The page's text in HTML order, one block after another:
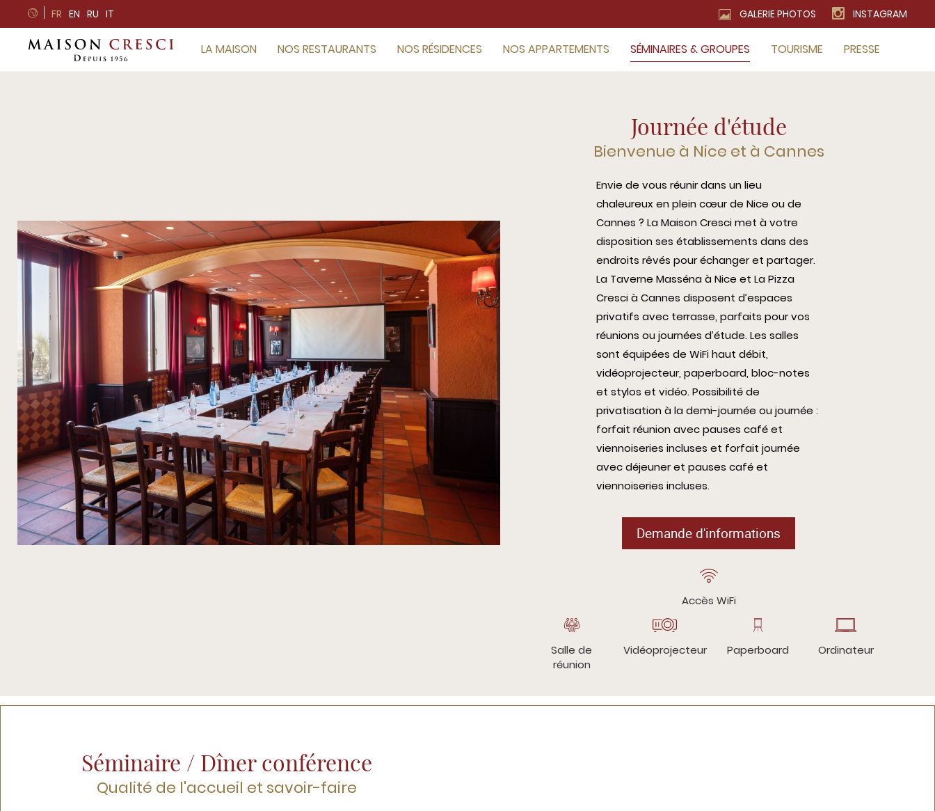
FR EN RU IT GALERIE PHOTOS INSTAGRAM
LA MAISON NOS RESTAURANTS NOS RÉSIDENCES NOS APPARTEMENTS SÉMINAIRES & GROUPES TOURISME PRESSE
Journée d'étude
Bienvenue à Nice et à Cannes
Envie de vous réunir dans un lieu
chaleureux en plein cœur de Nice ou de
Cannes ? La Maison Cresci met à votre
disposition ses établissements dans des
endroits rêvés pour échanger et partager.
La Taverne Masséna à Nice et La Pizza
Cresci à Cannes disposent d’espaces
privatifs avec terrasse, parfaits pour vos
réunions ou journées d’étude. Les salles
sont équipées de WiFi haut débit,
vidéoprojecteur, paperboard, bloc-notes
et stylos et vidéo. Possibilité de
privatisation à la demi-journée ou journée :
forfait réunion avec pauses café et
viennoiseries incluses et forfait journée
avec déjeuner et pauses café et
viennoiseries incluses.
Demande d'informations
Salle de
réunion
Vidéoprojecteur Paperboard Ordinateur
Accès WiFi
Séminaire / Dîner conférence
Qualité de l'accueil et savoir-faire
Panneau de gestion des cookies